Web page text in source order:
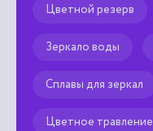
Цветной резерв
Зеркало воды
Сплавы для зеркал
Цветное травление